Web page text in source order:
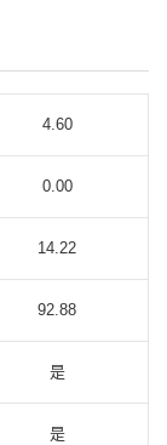
4.60
0.00
14.22
92.88
是
是